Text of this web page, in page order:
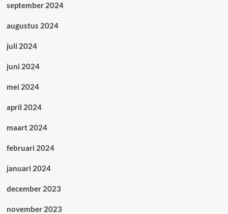
september 2024
augustus 2024
juli 2024
juni 2024
mei 2024
april 2024
maart 2024
februari 2024
januari 2024
december 2023
november 2023